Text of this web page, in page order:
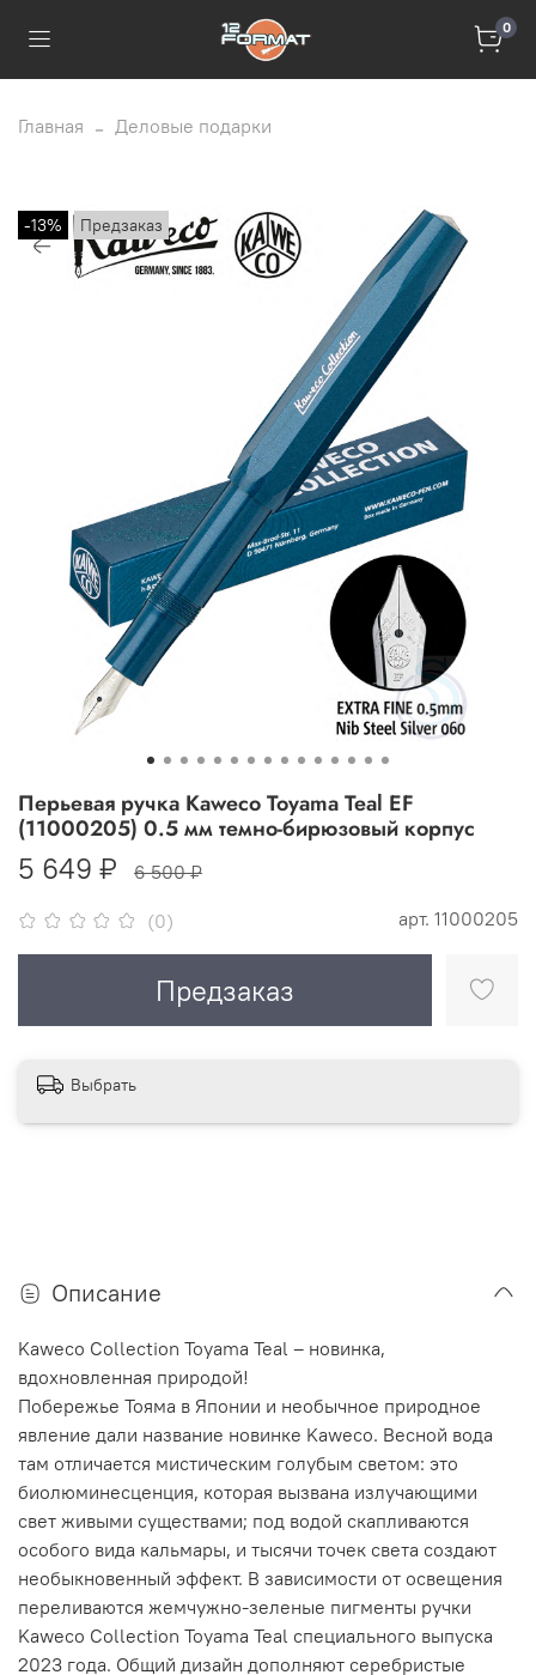
0
Главная Деловые подарки
-13% Предзаказ
(0) арт. 11000205
Перьевая ручка Kaweco Toyama Teal EF
(11000205) 0.5 мм темно-бирюзовый корпус
5 649 ₽ 6 500 ₽
Предзаказ
Выбрать
Описание
Kaweco Collection Toyama Teal – новинка,
вдохновленная природой!
Побережье Тояма в Японии и необычное природное
явление дали название новинке Kaweco. Весной вода
там отличается мистическим голубым светом: это
биолюминесценция, которая вызвана излучающими
свет живыми существами; под водой скапливаются
особого вида кальмары, и тысячи точек света создают
необыкновенный эффект. В зависимости от освещения
переливаются жемчужно-зеленые пигменты ручки
Kaweco Collection Toyama Teal специального выпуска
2023 года. Общий дизайн дополняют серебристые